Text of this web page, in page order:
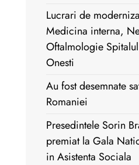
Lucrari de
Medicina interna,
Oftalmologie
Onesti
Au fost desemnate
Romaniei
Presedintele Sorin
premiat la Gala
in Asistenta Sociala